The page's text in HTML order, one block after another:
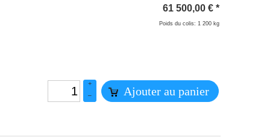
61 500,00 € *
Poids du colis: 1 200 kg
+
–
Ajouter au panier